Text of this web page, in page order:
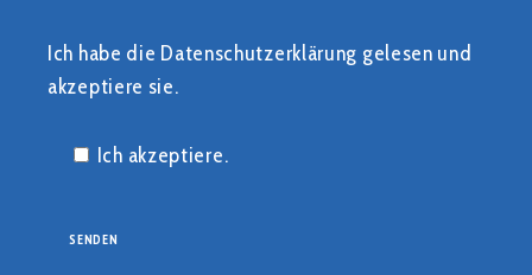
Ich habe die Datenschutzerklärung gelesen und
akzeptiere sie.
Ich akzeptiere.